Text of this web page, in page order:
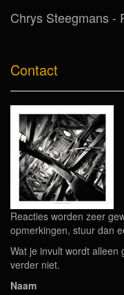
Chrys Steegmans -
Contact
Reacties worden zeer
opmerkingen, stuur dan
Wat je invult wordt
verder niet.
Naam